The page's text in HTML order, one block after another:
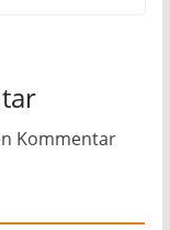
Kommentar